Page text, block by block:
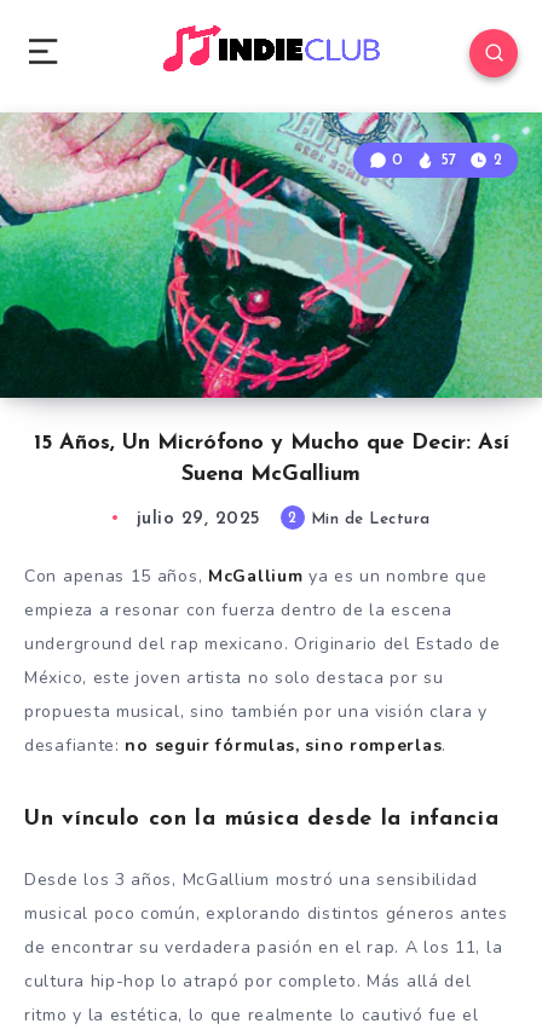
15 Años, Un Micrófono y Mucho que Decir: Así
Suena McGallium
0 57 2
julio 29, 2025 2 Min de Lectura
Con apenas 15 años, McGallium ya es un nombre que
empieza a resonar con fuerza dentro de la escena
underground del rap mexicano. Originario del Estado de
México, este joven artista no solo destaca por su
propuesta musical, sino también por una visión clara y
desafiante: no seguir fórmulas, sino romperlas.
Un vínculo con la música desde la infancia
Desde los 3 años, McGallium mostró una sensibilidad
musical poco común, explorando distintos géneros antes
de encontrar su verdadera pasión en el rap. A los 11, la
cultura hip-hop lo atrapó por completo. Más allá del
ritmo y la estética, lo que realmente lo cautivó fue el